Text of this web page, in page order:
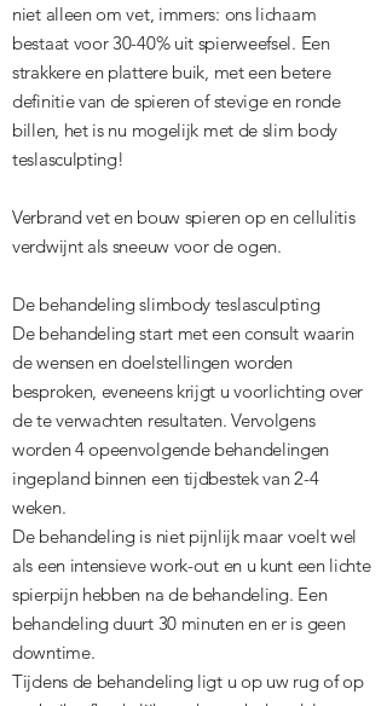
niet alleen om vet, immers: ons lichaam
bestaat voor 30-40% uit spierweefsel. Een
strakkere en plattere buik, met een betere
definitie van de spieren of stevige en ronde
billen, het is nu mogelijk met de slim body
teslasculpting!
Verbrand vet en bouw spieren op en cellulitis
verdwijnt als sneeuw voor de ogen.
De behandeling slimbody teslasculpting
De behandeling start met een consult waarin
de wensen en doelstellingen worden
besproken, eveneens krijgt u voorlichting over
de te verwachten resultaten. Vervolgens
worden 4 opeenvolgende behandelingen
ingepland binnen een tijdbestek van 2-4
weken.
De behandeling is niet pijnlijk maar voelt wel
als een intensieve work-out en u kunt een lichte
spierpijn hebben na de behandeling. Een
behandeling duurt 30 minuten en er is geen
downtime.
Tijdens de behandeling ligt u op uw rug of op